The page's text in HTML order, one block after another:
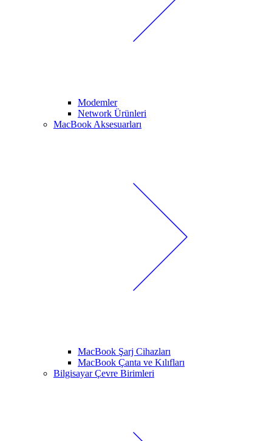
Modemler
Network Ürünleri
MacBook Aksesuarları
MacBook Şarj Cihazları
MacBook Çanta ve Kılıfları
Bilgisayar Çevre Birimleri